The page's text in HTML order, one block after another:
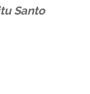
Santo